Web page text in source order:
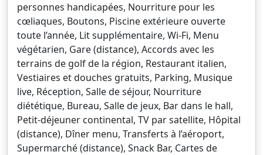
personnes handicapées, Nourriture pour les
cœliaques, Boutons, Piscine extérieure ouverte
toute l’année, Lit supplémentaire, Wi-Fi, Menu
végétarien, Gare (distance), Accords avec les
terrains de golf de la région, Restaurant italien,
Vestiaires et douches gratuits, Parking, Musique
live, Réception, Salle de séjour, Nourriture
diététique, Bureau, Salle de jeux, Bar dans le hall,
Petit-déjeuner continental, TV par satellite, Hôpital
(distance), Dîner menu, Transferts à l’aéroport,
Supermarché (distance), Snack Bar, Cartes de